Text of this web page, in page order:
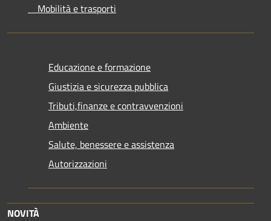
Mobilità e trasporti
Educazione e formazione
Giustizia e sicurezza pubblica
Tributi,finanze e contravvenzioni
Ambiente
Salute, benessere e assistenza
Autorizzazioni
NOVITÀ